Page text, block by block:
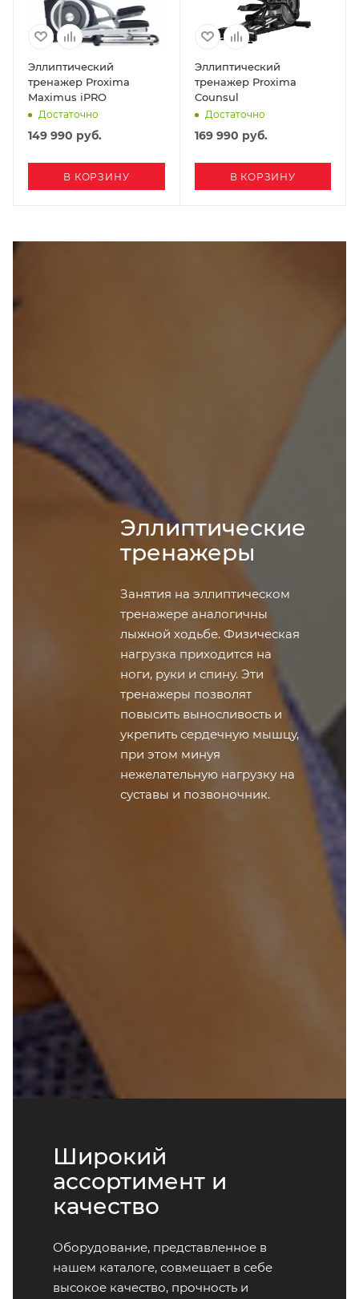
Эллиптический
тренажер Proxima
Maximus iPRO
Достаточно
149 990 руб.
В КОРЗИНУ
Эллиптический
тренажер Proxima
Counsul
Достаточно
169 990 руб.
В КОРЗИНУ
Эллиптические
тренажеры
Занятия на эллиптическом
тренажере аналогичны
лыжной ходьбе. Физическая
нагрузка приходится на
ноги, руки и спину. Эти
тренажеры позволят
повысить выносливость и
укрепить сердечную мышцу,
при этом минуя
нежелательную нагрузку на
суставы и позвоночник.
Широкий
ассортимент и
качество
Оборудование, представленное в
нашем каталоге, совмещает в себе
высокое качество, прочность и